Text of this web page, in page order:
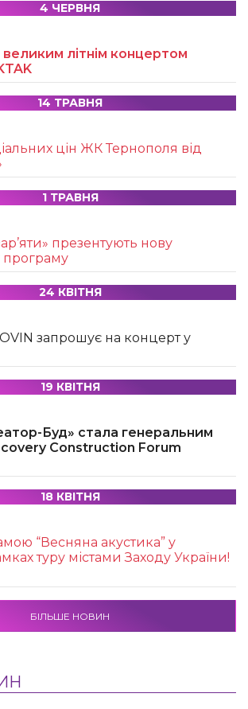
4 ЧЕРВНЯ
великим літнім концертом
14 ТРАВНЯ
цін ЖК Тернополя від
1 ТРАВНЯ
презентують нову
програму
24 КВІТНЯ
запрошує на концерт у
19 КВІТНЯ
Буд» стала генеральним
Construction Forum
18 КВІТНЯ
“Весняна акустика” у
туру містами Заходу України!
БІЛЬШЕ НОВИН